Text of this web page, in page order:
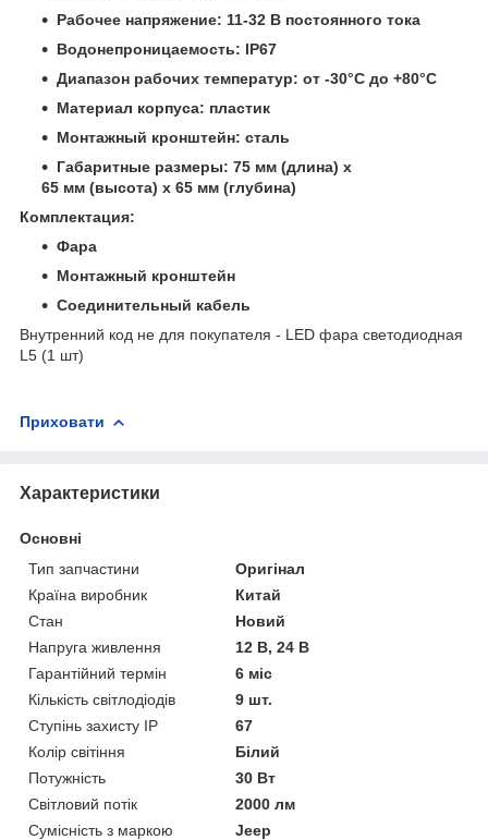
Рабочее напряжение: 11-32 В постоянного тока
Водонепроницаемость: IP67
Диапазон рабочих температур: от -30°C до +80°C
Материал корпуса: пластик
Монтажный кронштейн: сталь
Габаритные размеры: 75 мм (длина) x
65 мм (высота) х 65 мм (глубина)
Комплектация:
Фара
Монтажный кронштейн
Соединительный кабель
Внутренний код не для покупателя - LED фара светодиодная
L5 (1 шт)
Приховати
Характеристики
Основні
Тип запчастини
Оригінал
Країна виробник
Китай
Стан
Новий
Напруга живлення
12 В, 24 В
Гарантійний термін
6 міс
Кількість світлодіодів
9 шт.
Ступінь захисту IP
67
Колір світіння
Білий
Потужність
30 Вт
Світловий потік
2000 лм
Сумісність з маркою
Jeep